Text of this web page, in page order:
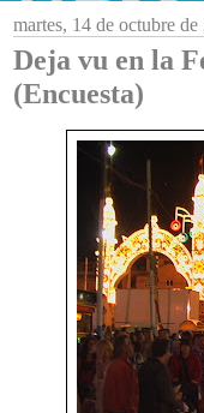
martes, 14 de octubre de
Deja vu en la
(Encuesta)